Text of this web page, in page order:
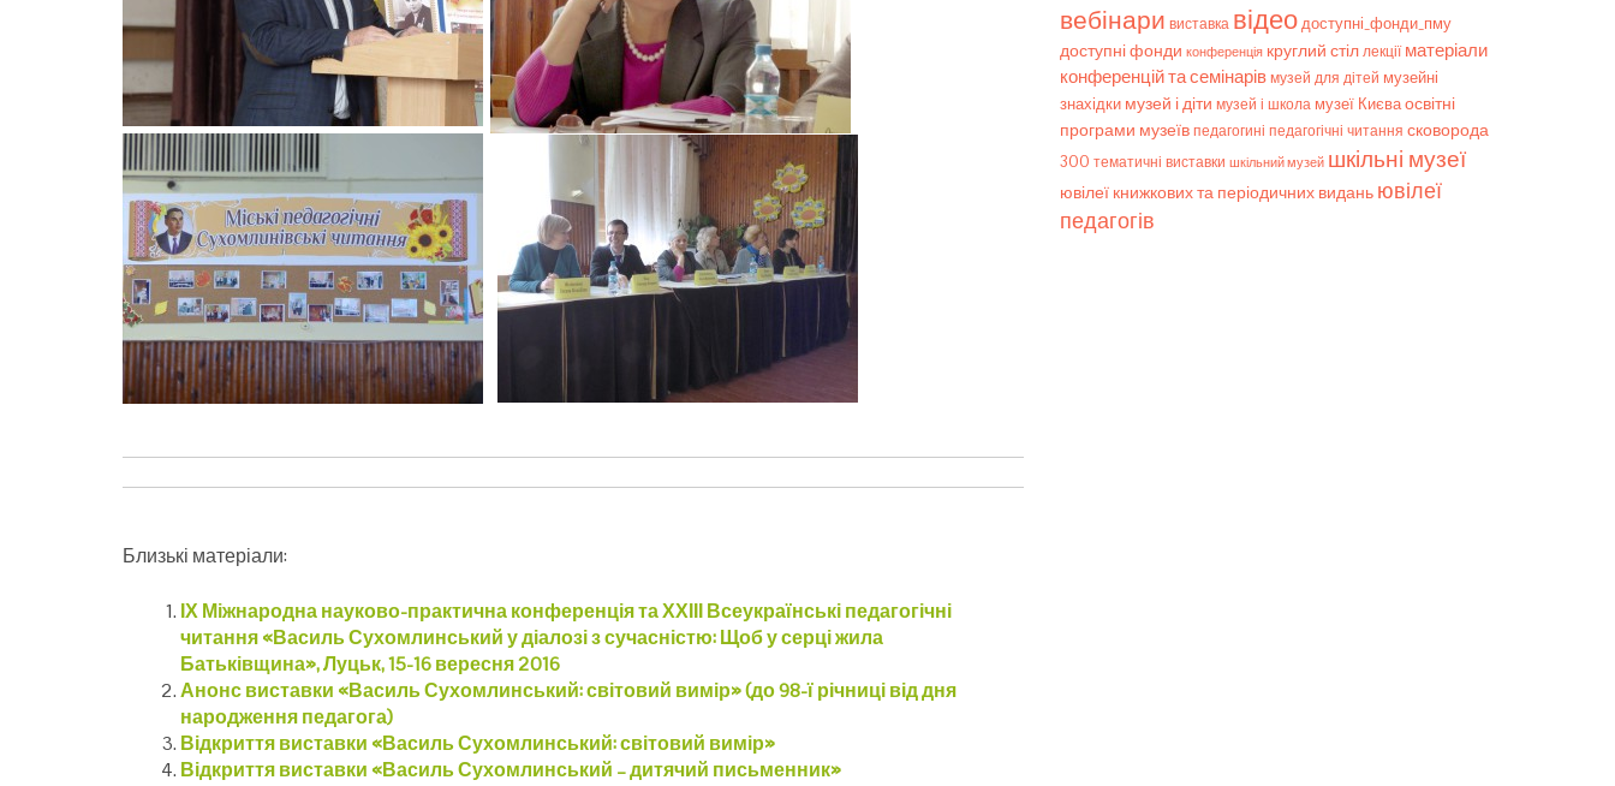
Близькі матеріали:
ІХ Міжнародна науково-практична конференція та ХХІІІ Всеукраїнські педагогічні
читання «Василь Сухомлинський у діалозі з сучасністю: Щоб у серці жила
Батьківщина», Луцьк, 15-16 вересня 2016
Анонс виставки «Василь Сухомлинський: світовий вимір» (до 98-ї річниці від дня
народження педагога)
Відкриття виставки «Василь Сухомлинський: світовий вимір»
Відкриття виставки «Василь Сухомлинський – дитячий письменник»
вебінари виставка відеодоступні_фонди_пму
доступні фонди конференція круглий стіл лекції матеріали
конференцій та семінарів музей для дітей музейні
знахідки музей і діти музей і школа музеї Києваосвітні
програми музеїв педагогині педагогічні читання сковорода
300 тематичні виставки шкільний музей шкільні музеї
ювілеї книжкових та періодичних видань ювілеї
педагогів